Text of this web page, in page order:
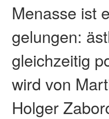
Menasse ist
gelungen:
gleichzeitig
wird von
Holger